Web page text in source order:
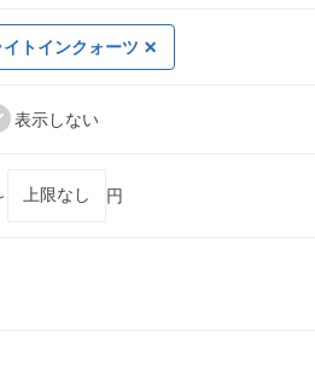
トインクォーツ
表示しない
円